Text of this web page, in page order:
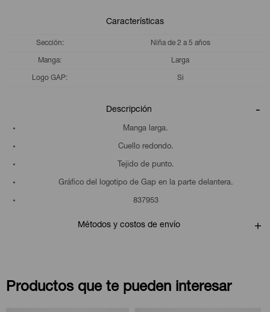
Características
Sección Niña de 2 a 5 años
Manga Larga
Logo GAP Si
Descripción
Manga larga.
Cuello redondo.
Tejido de punto.
Gráfico del logotipo de Gap en la parte delantera.
837953
Métodos y costos de envío
Productos que te pueden interesar